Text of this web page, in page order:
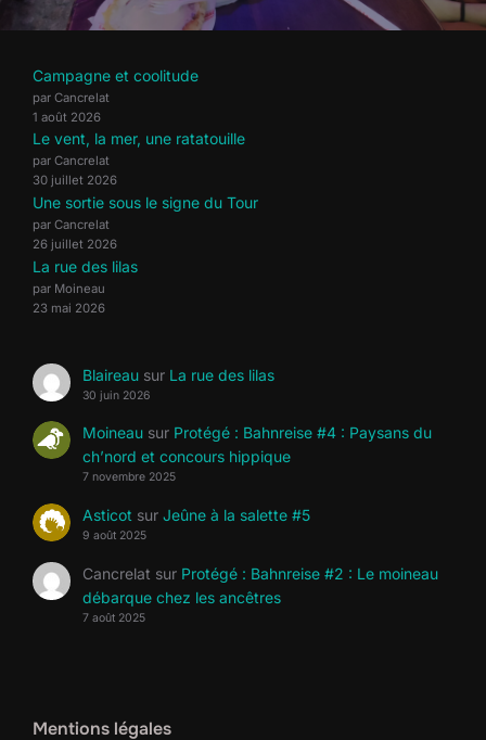
Campagne et coolitude
par Cancrelat
1 août 2026
Le vent, la mer, une ratatouille
par Cancrelat
30 juillet 2026
Une sortie sous le signe du Tour
par Cancrelat
26 juillet 2026
La rue des lilas
par Moineau
23 mai 2026
Blaireausur La rue des lilas
30 juin 2026
Moineausur Protégé : Bahnreise #4 : Paysans du
ch’nord et concours hippique
7 novembre 2025
Asticot sur Jeûne à la salette #5
9 août 2025
Cancrelat sur Protégé : Bahnreise #2 : Le moineau
débarque chez les ancêtres
7 août 2025
Mentions légales